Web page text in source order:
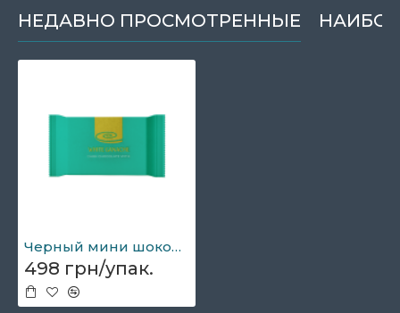
НЕДАВНО ПРОСМОТРЕННЫЕ
Черный мини шоколад с белым ганашем 1,2кг
498 грн/упак.